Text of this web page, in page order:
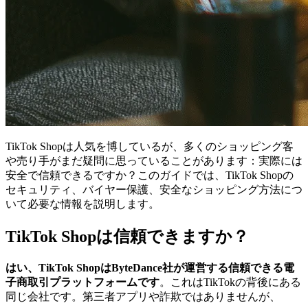
TikTok Shopは人気を博しているが、多くのショッピング客
や売り手がまだ疑問に思っていることがあります：実際には
安全で信頼できるですか？このガイドでは、TikTok Shopの
セキュリティ、バイヤー保護、安全なショッピング方法につ
いて必要な情報を説明します。
TikTok Shopは信頼できますか？
はい、TikTok ShopはByteDance社が運営する信頼できる電
子商取引プラットフォームです。これはTikTokの背後にある
同じ会社です。第三者アプリや詐欺ではありませんが、